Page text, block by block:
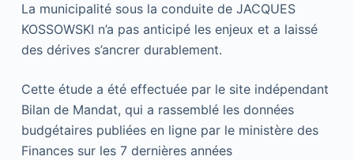
La municipalité sous la conduite de JACQUES
KOSSOWSKI n’a pas anticipé les enjeux et a laissé
des dérives s’ancrer durablement.
Cette étude a été effectuée par le site indépendant
Bilan de Mandat, qui a rassemblé les données
budgétaires publiées en ligne par le ministère des
Finances sur les 7 dernières années